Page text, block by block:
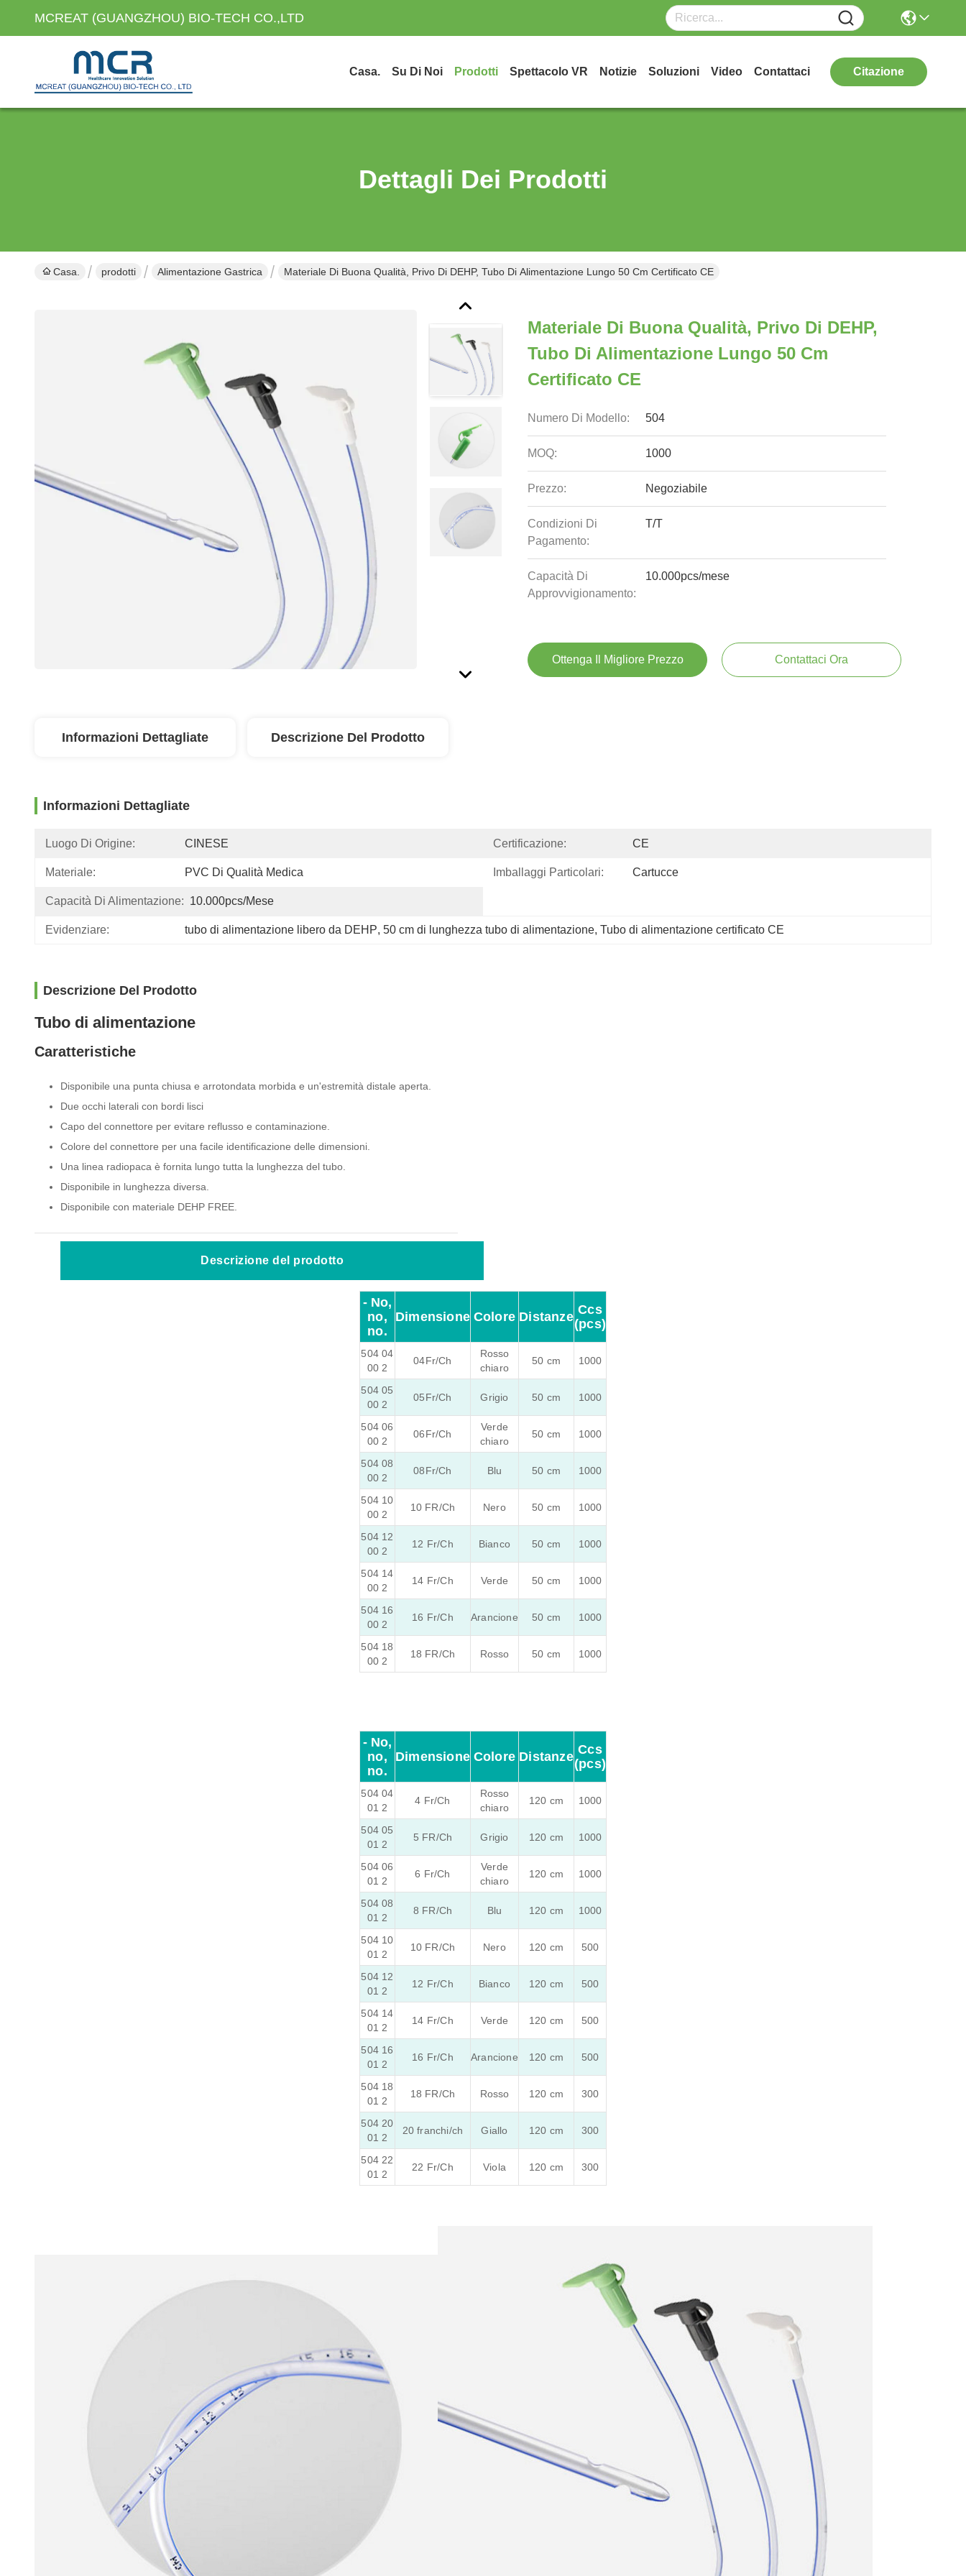
MCREAT (GUANGZHOU) BIO-TECH CO.,LTD
Casa. Su Di Noi Prodotti Spettacolo VR Notizie Soluzioni Video Contattaci Citazione
Dettagli Dei Prodotti
Casa. prodotti Alimentazione Gastrica Materiale Di Buona Qualità, Privo Di DEHP, Tubo Di Alimentazione Lungo 50 Cm Certificato CE
Materiale Di Buona Qualità, Privo Di DEHP,
Tubo Di Alimentazione Lungo 50 Cm
Certificato CE
Numero Di Modello: 504
MOQ: 1000
Prezzo: Negoziabile
Condizioni Di
Pagamento:
T/T
Capacità Di
Approvvigionamento:
10.000pcs/mese
Ottenga Il Migliore Prezzo Contattaci Ora
Informazioni Dettagliate Descrizione Del Prodotto
Informazioni Dettagliate
Luogo Di Origine: CINESE Certificazione: CE
Materiale: PVC Di Qualità Medica Imballaggi Particolari: Cartucce
Capacità Di Alimentazione: 10.000pcs/mese
Evidenziare: tubo di alimentazione libero da DEHP, 50 cm di lunghezza tubo di alimentazione, Tubo di alimentazione certificato CE
Descrizione Del Prodotto
Tubo di alimentazione
Caratteristiche
Disponibile una punta chiusa e arrotondata morbida e un'estremità distale aperta.
Due occhi laterali con bordi lisci
Capo del connettore per evitare reflusso e contaminazione.
Colore del connettore per una facile identificazione delle dimensioni.
Una linea radiopaca è fornita lungo tutta la lunghezza del tubo.
Disponibile in lunghezza diversa.
Disponibile con materiale DEHP FREE.
Descrizione del prodotto
- No,
no,
no.
Dimensione Colore Distanze Ccs
(pcs)
504 04
00 2
04Fr/Ch
Rosso
chiaro
50 cm 1000
504 05
00 2
05Fr/Ch Grigio 50 cm 1000
504 06
00 2
06Fr/Ch
Verde
chiaro
50 cm 1000
504 08
00 2
08Fr/Ch Blu 50 cm 1000
504 10
00 2
10 FR/Ch Nero 50 cm 1000
504 12
00 2
12 Fr/Ch Bianco 50 cm 1000
504 14
00 2
14 Fr/Ch Verde 50 cm 1000
504 16
00 2
16 Fr/Ch Arancione 50 cm 1000
504 18
00 2
18 FR/Ch Rosso 50 cm 1000
- No,
no,
no.
Dimensione Colore Distanze Ccs
(pcs)
504 04
01 2
4 Fr/Ch
Rosso
chiaro
120 cm 1000
504 05
01 2
5 FR/Ch Grigio 120 cm 1000
504 06
01 2
6 Fr/Ch
Verde
chiaro
120 cm 1000
504 08
01 2
8 FR/Ch Blu 120 cm 1000
504 10
01 2
10 FR/Ch Nero 120 cm 500
504 12
01 2
12 Fr/Ch Bianco 120 cm 500
504 14
01 2
14 Fr/Ch Verde 120 cm 500
504 16
01 2
16 Fr/Ch Arancione 120 cm 500
504 18
01 2
18 FR/Ch Rosso 120 cm 300
504 20
01 2
20 franchi/ch Giallo 120 cm 300
504 22
01 2
22 Fr/Ch Viola 120 cm 300